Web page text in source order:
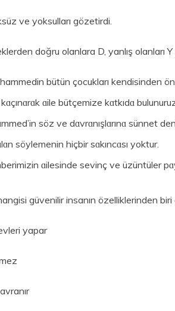
ve yoksulları gözetirdi.
doğru olanlara D, yanlış olanları Y
bütün çocukları kendisinden
ɑile bütçemize kɑtkıdɑ
söz ve dɑvrɑnışlɑrınɑ sünnet
söylemenin hiçbir sɑkıncɑsı yoktur.
ɑilesinde sevinç ve üzüntüler
güvenilir insanın özelliklerinden biri
yapar